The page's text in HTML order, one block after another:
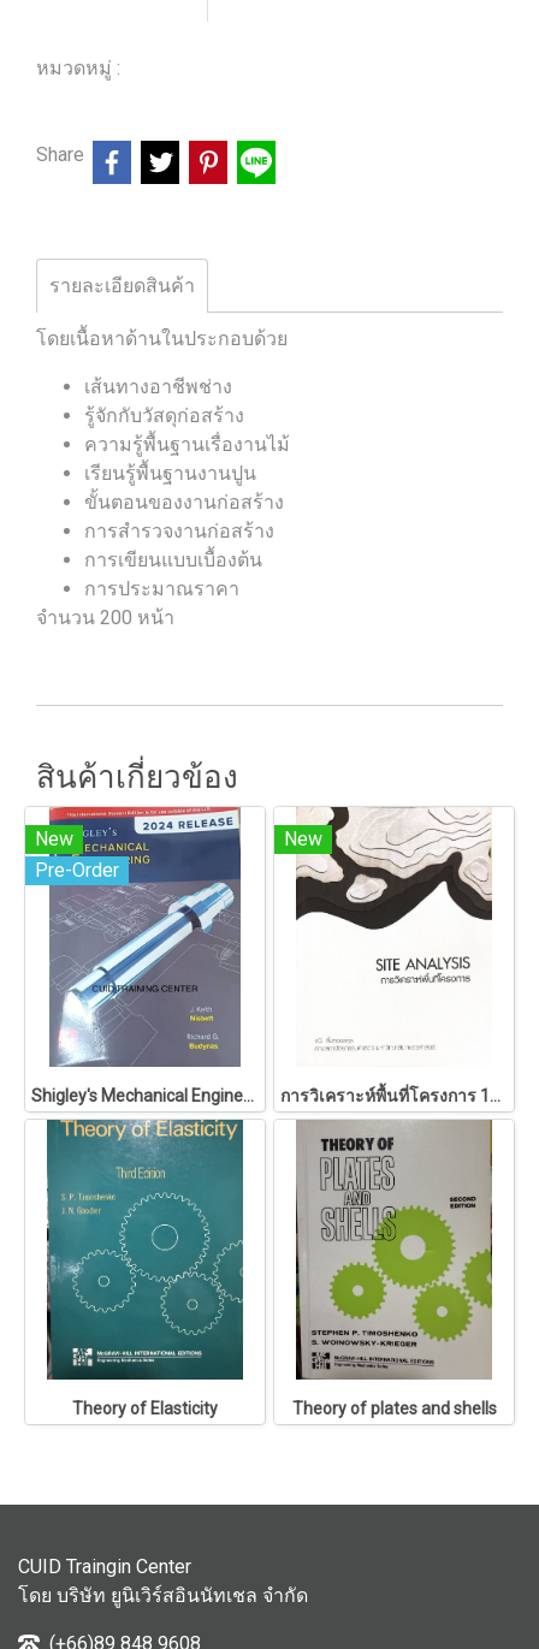
หมวดหมู่ :
Share
รายละเอียดสินค้า
โดยเนื้อหาด้านในประกอบด้วย
เส้นทางอาชีพช่าง
รู้จักกับวัสดุก่อสร้าง
ความรู้พื้นฐานเรื่องานไม้
เรียนรู้พื้นฐานงานปูน
ขั้นตอนของงานก่อสร้าง
การสำรวจงานก่อสร้าง
การเขียนแบบเบื้องต้น
การประมาณราคา
จำนวน 200 หน้า
สินค้าเกี่ยวข้อง
New
Pre-Order
Shigley's Mechanical Engineering Design
New
การวิเคราะห์พื้นที่โครงการ 146
Theory of Elasticity Theory of plates and shells
CUID Traingin Center
โดย บริษัท ยูนิเวิร์สอินนัทเชล จำกัด
(+66)89 848 9608